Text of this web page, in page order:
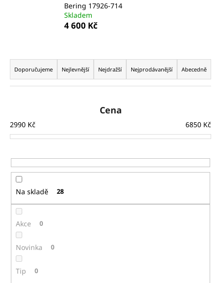
Bering 17926-714
Skladem
4 600 Kč
Ř
a
z
í
p
o
d
u
k
ů
Doporučujeme Nejlevnější Nejdražší Nejprodávanější Abecedně
Cena
2990 Kč 6850 Kč
Na skladě 28
Akce 0
Novinka 0
Tip 0
?
D
o
p
r
u
u
m